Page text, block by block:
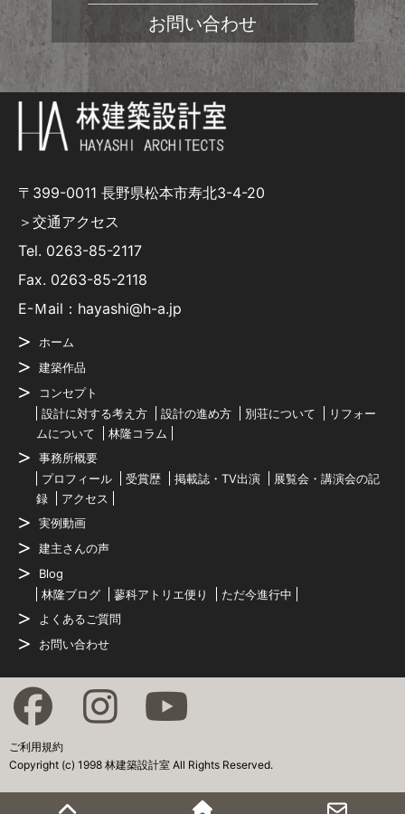
お問い合わせ
〒399-0011 長野県松本市寿北3-4-20
＞交通アクセス
Tel. 0263-85-2117
Fax. 0263-85-2118
E-Ｍail：hayashi@h-a.jp
ホーム
建築作品
コンセプト
設計に対する考え方
設計の進め方 別荘について
リフォー
ムについて
林隆コラム
事務所概要
プロフィール
受賞歴 掲載誌・TV出演
展覧会・講演会の記
録
アクセス
実例動画
建主さんの声
Blog
林隆ブログ
蓼科アトリエ便り
ただ今進行中
よくあるご質問
お問い合わせ
ご利用規約
Copyright (c) 1998 林建築設計室 All Rights Reserved.